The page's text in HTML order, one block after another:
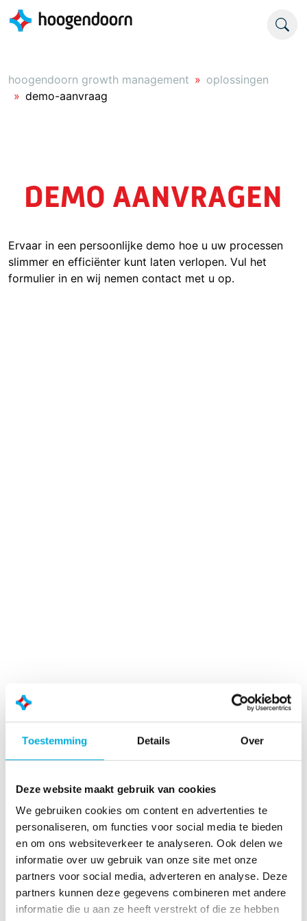
Toestemming Details Over
Deze website maakt gebruik van cookies
We gebruiken cookies om content en advertenties te
personaliseren, om functies voor social media te bieden
en om ons websiteverkeer te analyseren. Ook delen we
informatie over uw gebruik van onze site met onze
partners voor social media, adverteren en analyse. Deze
partners kunnen deze gegevens combineren met andere
informatie die u aan ze heeft verstrekt of die ze hebben
hoogendoorn growth management
oplossingen
demo-aanvraag
DEMO AANVRAGEN
Ervaar in een persoonlijke demo hoe u uw processen
slimmer en efficiënter kunt laten verlopen. Vul het
formulier in en wij nemen contact met u op.